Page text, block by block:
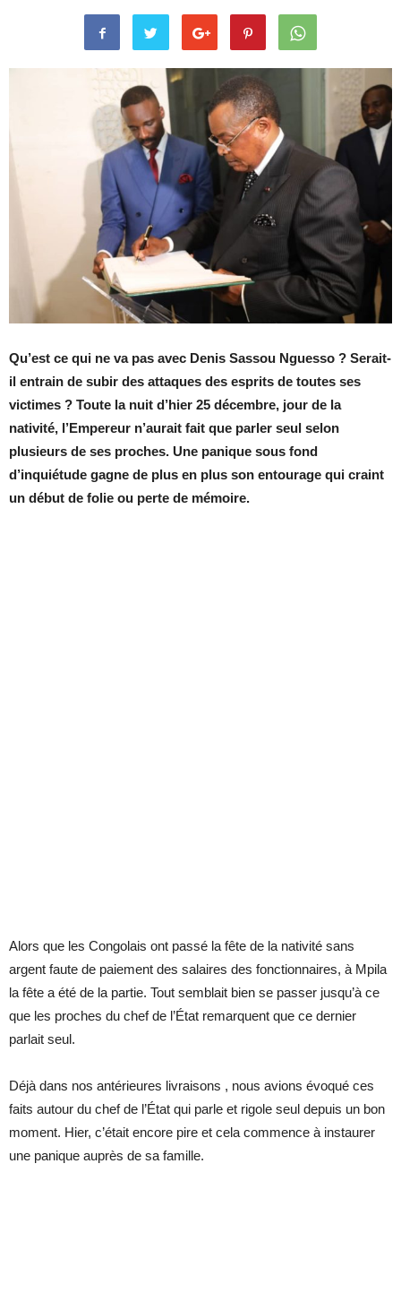
Qu’est ce qui ne va pas avec Denis Sassou Nguesso ? Serait-
il entrain de subir des attaques des esprits de toutes ses
victimes ? Toute la nuit d’hier 25 décembre, jour de la
nativité, l’Empereur n’aurait fait que parler seul selon
plusieurs de ses proches. Une panique sous fond
d’inquiétude gagne de plus en plus son entourage qui craint
un début de folie ou perte de mémoire.
Alors que les Congolais ont passé la fête de la nativité sans
argent faute de paiement des salaires des fonctionnaires, à Mpila
la fête a été de la partie. Tout semblait bien se passer jusqu’à ce
que les proches du chef de l’État remarquent que ce dernier
parlait seul.
Déjà dans nos antérieures livraisons , nous avions évoqué ces
faits autour du chef de l’État qui parle et rigole seul depuis un bon
moment. Hier, c’était encore pire et cela commence à instaurer
une panique auprès de sa famille.